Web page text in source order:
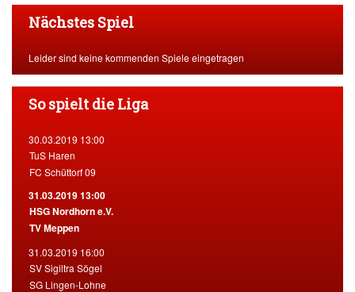
Nächstes Spiel
Leider sind keine kommenden Spiele eingetragen
So spielt die Liga
30.03.2019 13:00
TuS Haren
FC Schüttorf 09
31.03.2019 13:00
HSG Nordhorn e.V.
TV Meppen
31.03.2019 16:00
SV Sigiltra Sögel
SG Lingen-Lohne